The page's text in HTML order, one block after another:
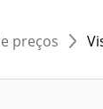
preços